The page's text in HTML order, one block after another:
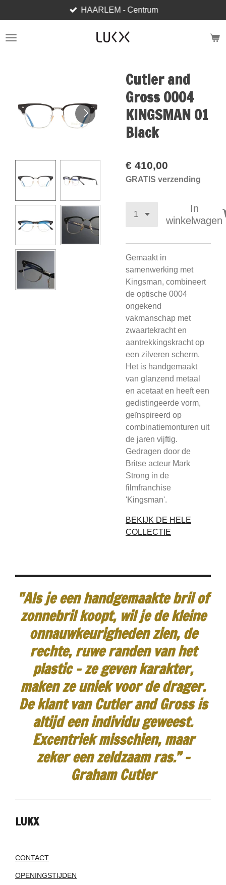
direct
naar
HAARLEM - Centrum
Cutler and
Gross 0004
KINGSMAN 01
Black
€ 410,00
GRATIS verzending
In
winkelwagen
Gemaakt in
samenwerking met
Kingsman, combineert
de optische 0004
ongekend
vakmanschap met
zwaartekracht en
aantrekkingskracht op
een zilveren scherm.
Het is handgemaakt
van glanzend metaal
en acetaat en heeft een
gedistingeerde vorm,
geïnspireerd op
combinatiemonturen uit
de jaren vijftig.
Gedragen door de
Britse acteur Mark
Strong in de
filmfranchise
'Kingsman'.
BEKIJK DE HELE
COLLECTIE
"Als je een handgemaakte bril of
zonnebril koopt, wil je de kleine
onnauwkeurigheden zien, de
rechte, ruwe randen van het
plastic - ze geven karakter,
maken ze uniek voor de drager.
De klant van Cutler and Gross is
altijd een individu geweest.
Excentriek misschien, maar
zeker een zeldzaam ras.” -
Graham Cutler
LUKX
CONTACT
OPENINGSTIJDEN